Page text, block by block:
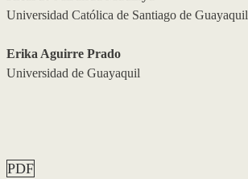
Universidad Católica de Santiago de Guayaquil
Erika Aguirre Prado
Universidad de Guayaquil
PDF